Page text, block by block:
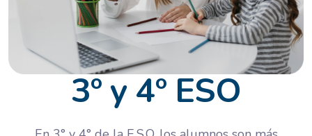
3º y 4º ESO